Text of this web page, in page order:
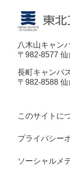
八木山キャン
〒982-8577
長町キャンパ
〒982-8588
このサイトに
プライバシー
ソーシャルメ